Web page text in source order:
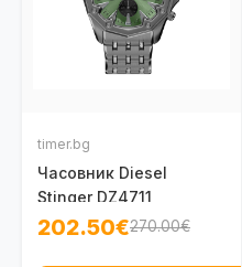
timer.bg
Часовник Diesel
Stinger DZ4711
202.50€270.00€